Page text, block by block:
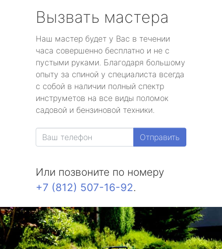
Вызвать мастера
Наш мастер будет у Вас в течении
часа совершенно бесплатно и не с
пустыми руками. Благодаря большому
опыту за спиной у специалиста всегда
с собой в наличии полный спектр
инструметов на все виды поломок
садовой и бензиновой техники.
Отправить
Или позвоните по номеру
+7 (812) 507-16-92.